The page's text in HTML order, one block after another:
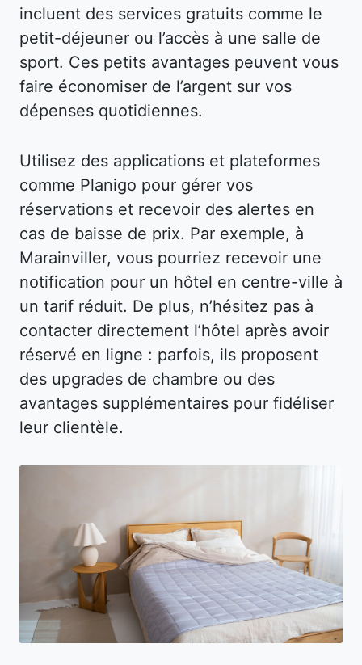
incluent des services gratuits comme le
petit-déjeuner ou l’accès à une salle de
sport. Ces petits avantages peuvent vous
faire économiser de l’argent sur vos
dépenses quotidiennes.
Utilisez des applications et plateformes
comme Planigo pour gérer vos
réservations et recevoir des alertes en
cas de baisse de prix. Par exemple, à
Marainviller, vous pourriez recevoir une
notification pour un hôtel en centre-ville à
un tarif réduit. De plus, n’hésitez pas à
contacter directement l’hôtel après avoir
réservé en ligne : parfois, ils proposent
des upgrades de chambre ou des
avantages supplémentaires pour fidéliser
leur clientèle.